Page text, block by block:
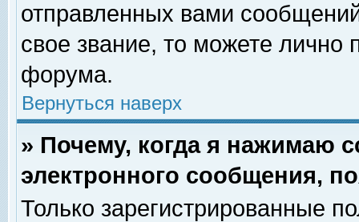
отправленных вами
свое звание, то можете лично
форума.
Вернуться наверх
» Почему, когда я нажимаю
электронного сообщения,
Только зарегистрированные